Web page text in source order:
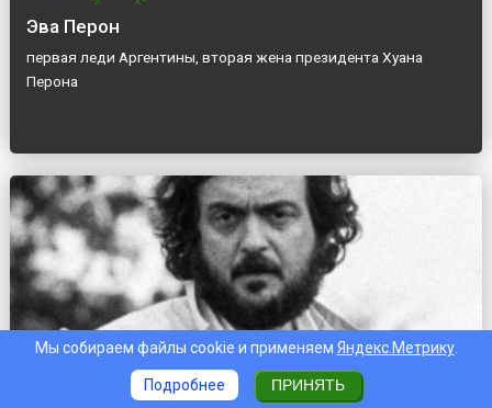
Эва Перон
первая леди Аргентины, вторая жена президента Хуана
Перона
Мы собираем файлы cookie и применяем Яндекс.Метрику.
Подробнее ПРИНЯТЬ